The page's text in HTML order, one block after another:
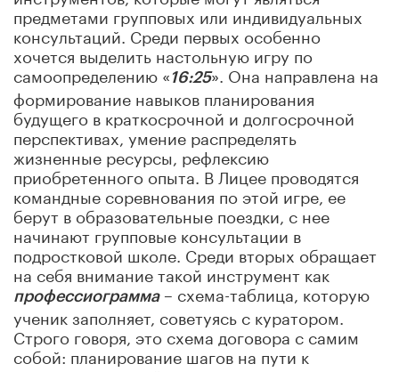
предметами групповых или индивидуальных
консультаций. Среди первых особенно
хочется выделить настольную игру по
самоопределению « 16:25». Она направлена на
формирование навыков планирования
будущего в краткосрочной и долгосрочной
перспективах, умение распределять
жизненные ресурсы, рефлексию
приобретенного опыта. В Лицее проводятся
командные соревнования по этой игре, ее
берут в образовательные поездки, с нее
начинают групповые консультации в
подростковой школе. Среди вторых обращает
на себя внимание такой инструмент как
профессиограмма– схема-таблица, которую
ученик заполняет, советуясь с куратором.
Строго говоря, это схема договора с самим
собой: планирование шагов на пути к